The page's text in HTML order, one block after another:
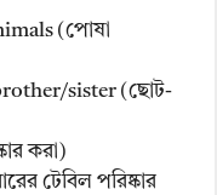
(পোষা
sister (ছোট-
করা)
টেবিল পরিষ্কার